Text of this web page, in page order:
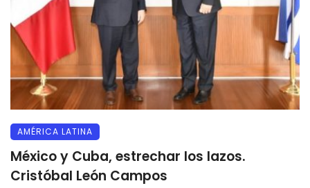
AMÉRICA LATINA
México y Cuba, estrechar los lazos.
Cristóbal León Campos